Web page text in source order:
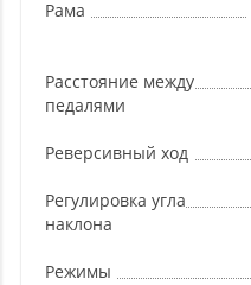
Рама
Расстояние между
педалями
Реверсивный ход
Регулировка угла
наклона
Режимы